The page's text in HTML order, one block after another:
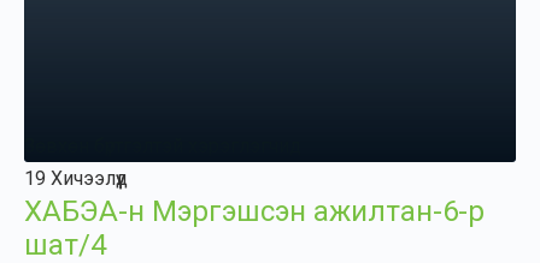
19 Хичээлүүд
ХАБЭА-н Мэргэшсэн ажилтан-6-р
шат/4